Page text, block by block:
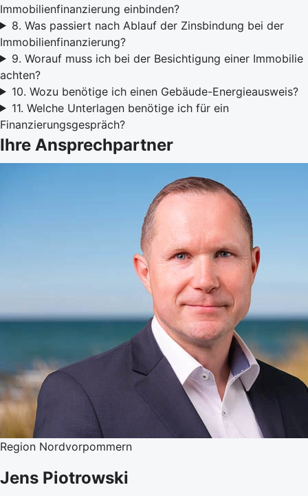
Immobilienfinanzierung einbinden?
8. Was passiert nach Ablauf der Zinsbindung bei der
Immobilienfinanzierung?
9. Worauf muss ich bei der Besichtigung einer Immobilie
achten?
10. Wozu benötige ich einen Gebäude-Energieausweis?
11. Welche Unterlagen benötige ich für ein
Finanzierungsgespräch?
Ihre Ansprechpartner
Region Nordvorpommern
Jens Piotrowski